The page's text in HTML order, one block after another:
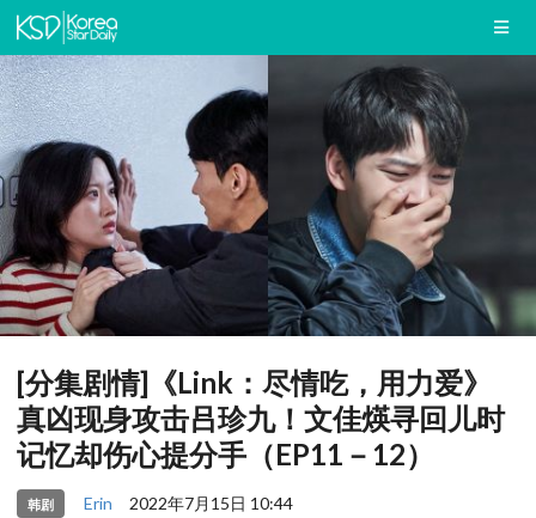
[分集剧情]《Link：尽情吃，用力爱》
真凶现身攻击吕珍九！文佳煐寻回儿时
记忆却伤心提分手（EP11－12）
韩剧 Erin 2022年7月15日 10:44